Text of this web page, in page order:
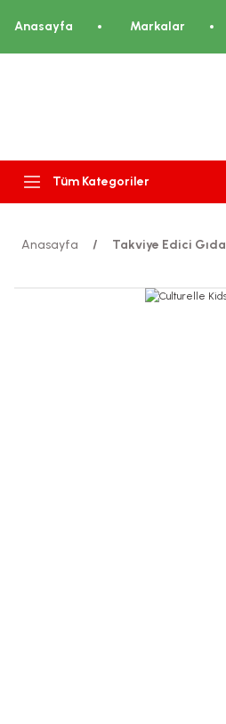
Anasayfa Markalar
Tüm Kategoriler
Anasayfa Takviye Edici Gıda